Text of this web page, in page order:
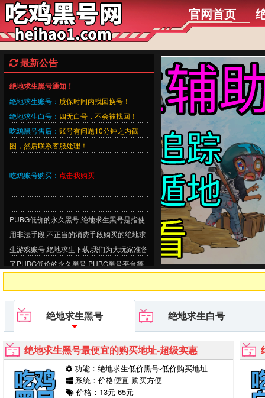
官网首页
最新公告
绝地求生黑号通知！
绝地求生账号： 质保时间内找回换号！
绝地求生白号： 四无白号，不会被找回！
吃鸡黑号售后： 账号有问题10分钟之内截
图，然后联系客服处理！
吃鸡账号购买： 点击我购买
PUBG低价的永久黑号,绝地求生黑号是指使
用非法手段,不正当的消费手段购买的绝地求
生游戏账号,绝地求生下载,我们为大玩家准备
了PUBG低价的永久黑号,PUBG黑号平台等
绝地求生黑号 绝地求生白号
绝地求生黑号最便宜的购买地址-超级实惠
功能：绝地求生低价黑号-低价购买地址
系统：价格便宜-购买方便
价格：13元-65元